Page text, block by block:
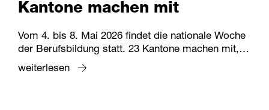
Kantone machen mit
Vom 4. bis 8. Mai 2026 findet die nationale Woche
der Berufsbildung statt. 23 Kantone machen mit,…
weiterlesen